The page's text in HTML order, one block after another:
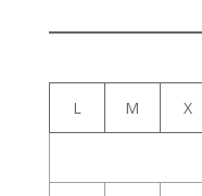
L M X